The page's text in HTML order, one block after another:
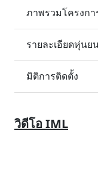
ภาพรวมโครงกา
รายละเอียดหุ่นย
มิติการติดตั้ง
วิดีโอ IML